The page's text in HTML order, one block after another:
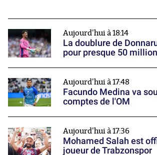
Aujourd'hui à 18:14
La doublure de
pour presque 50
Aujourd'hui à 17:48
Facundo Medina va
comptes de l'OM
Aujourd'hui à 17:36
Mohamed Salah est
joueur de Trabzonspor